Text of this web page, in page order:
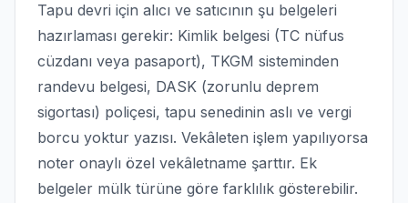
Tapu devri için alıcı ve satıcının şu belgeleri
hazırlaması gerekir: Kimlik belgesi (TC nüfus
cüzdanı veya pasaport), TKGM sisteminden
randevu belgesi, DASK (zorunlu deprem
sigortası) poliçesi, tapu senedinin aslı ve vergi
borcu yoktur yazısı. Vekâleten işlem yapılıyorsa
noter onaylı özel vekâletname şarttır. Ek
belgeler mülk türüne göre farklılık gösterebilir.